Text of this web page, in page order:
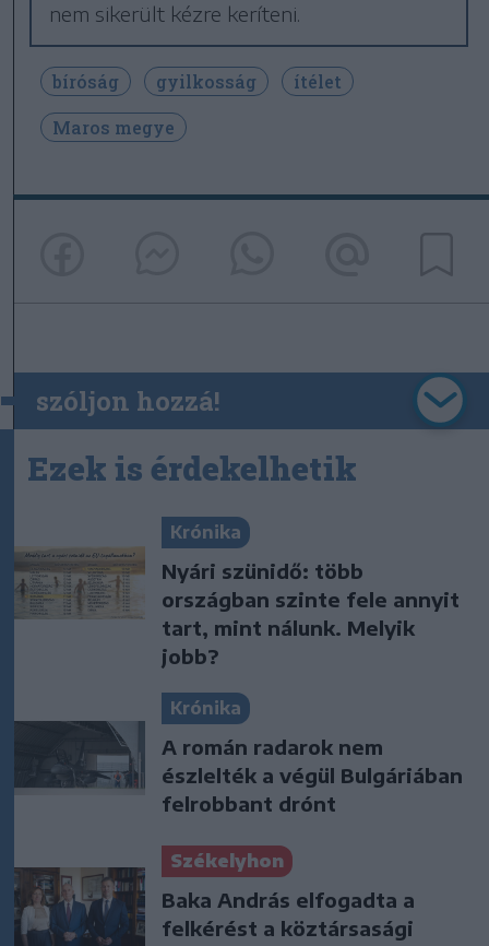
nem sikerült kézre keríteni.
bíróság gyilkosság
ítélet
Maros megye
szóljon hozzá!
Ezek is érdekelhetik
Krónika
Nyári szünidő: több
országban szinte fele annyit
tart, mint nálunk. Melyik
jobb?
Krónika
A román radarok nem
észlelték a végül Bulgáriában
felrobbant drónt
Székelyhon
Baka András elfogadta a
felkérést a köztársasági